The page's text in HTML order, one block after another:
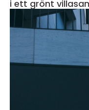
i ett grönt